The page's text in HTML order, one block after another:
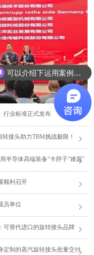
行业标准正式发布
接头助力TBM挑战极限！
半导体高端装备“卡脖子”难题"
顺利召开
员单位
替代进口的旋转接头品牌
定制的蒸汽旋转接头批量交付